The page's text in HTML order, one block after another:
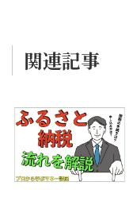
関連記事